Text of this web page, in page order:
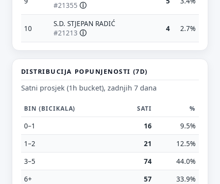
#21355 ⓘ
10
S.D. STJEPAN RADIĆ
#21213 ⓘ 4 2.7%
DISTRIBUCIJA POPUNJENOSTI (7D)
Satni prosjek (1h bucket), zadnjih 7 dana
BIN (BICIKALA) SATI %
0–1 16
9.5%
1–2
21
12.5%
3–5
74
44.0%
6+
57 33.9%
Predloži poboljšanje ove stranice
Što bi ti ovdje bilo korisno? Koje pitanje želiš da ova
najpraznije?”, “što znači ovaj skok?”, “što još
usporediti?”)
Vrsta poruke
Povratna informacija
Prijava problema
Tvoj prijedlog